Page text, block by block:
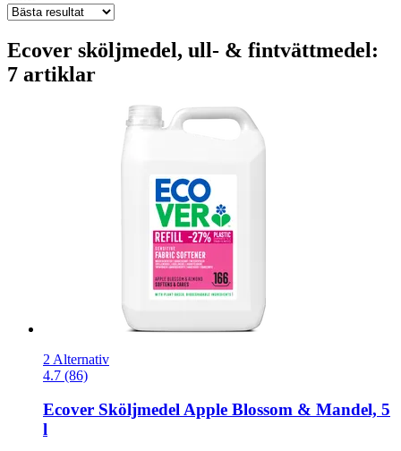
Ecover sköljmedel, ull- & fintvättmedel:
7 artiklar
2 Alternativ
4.7 (86)
Ecover Sköljmedel Apple Blossom & Mandel, 5
l